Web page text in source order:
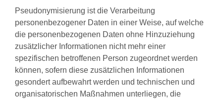
Pseudonymisierung ist die Verarbeitung
personenbezogener Daten in einer Weise, auf welche
die personenbezogenen Daten ohne Hinzuziehung
zusätzlicher Informationen nicht mehr einer
spezifischen betroffenen Person zugeordnet werden
können, sofern diese zusätzlichen Informationen
gesondert aufbewahrt werden und technischen und
organisatorischen Maßnahmen unterliegen, die